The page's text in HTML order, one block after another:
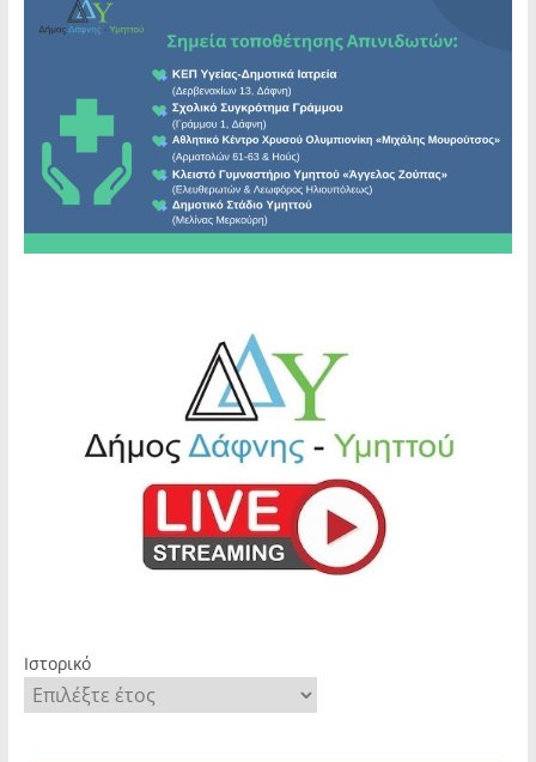
Ιστορικό